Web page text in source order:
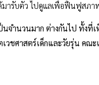
ารับตัว ไปดูแลเพื่อฟื้นฟูสภาพ
จำนวนมาก ต่างกันไป ทั้งที่
วชศาสตร์เด็กและวัยรุ่น ค